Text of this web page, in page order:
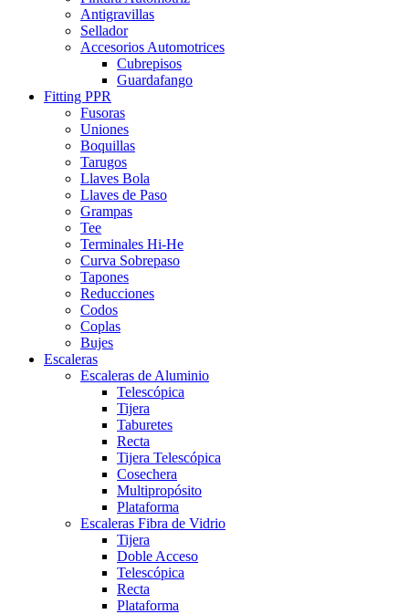
Antigravillas
Sellador
Accesorios Automotrices
Cubrepisos
Guardafango
Fitting PPR
Fusoras
Uniones
Boquillas
Tarugos
Llaves Bola
Llaves de Paso
Grampas
Tee
Terminales Hi-He
Curva Sobrepaso
Tapones
Reducciones
Codos
Coplas
Bujes
Escaleras
Escaleras de Aluminio
Telescópica
Tijera
Taburetes
Recta
Tijera Telescópica
Cosechera
Multipropósito
Plataforma
Escaleras Fibra de Vidrio
Tijera
Doble Acceso
Telescópica
Recta
Plataforma